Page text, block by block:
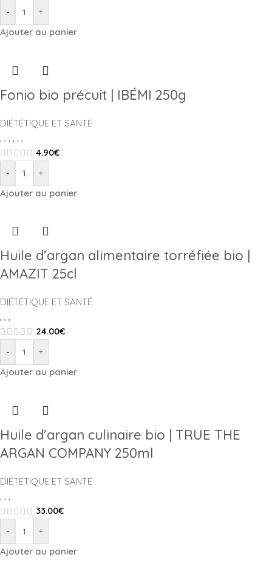
-
+
Ajouter au panier
Fonio bio précuit | IBÉMI 250g
DIÉTÉTIQUE ET SANTÉ
4.90€
-
+
Ajouter au panier
Huile d’argan alimentaire torréfiée bio |
AMAZIT 25cl
DIÉTÉTIQUE ET SANTÉ
, , ,
24.00€
-
+
Ajouter au panier
Huile d’argan culinaire bio | TRUE THE
ARGAN COMPANY 250ml
DIÉTÉTIQUE ET SANTÉ
33.00€
-
+
Ajouter au panier